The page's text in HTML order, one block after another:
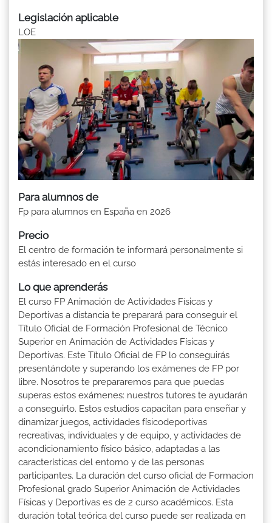
Legislación aplicable
LOE
Para alumnos de
Fp para alumnos en España en 2026
Precio
El centro de formación te informará personalmente si
estás interesado en el curso
Lo que aprenderás
El curso FP Animación de Actividades Físicas y
Deportivas a distancia te preparará para conseguir el
Título Oficial de Formación Profesional de Técnico
Superior en Animación de Actividades Físicas y
Deportivas. Este Título Oficial de FP lo conseguirás
presentándote y superando los exámenes de FP por
libre. Nosotros te prepararemos para que puedas
superas estos exámenes: nuestros tutores te ayudarán
a conseguirlo. Estos estudios capacitan para enseñar y
dinamizar juegos, actividades físicodeportivas
recreativas, individuales y de equipo, y actividades de
acondicionamiento físico básico, adaptadas a las
características del entorno y de las personas
participantes. La duración del curso oficial de Formacion
Profesional grado Superior Animación de Actividades
Físicas y Deportivas es de 2 curso académicos. Esta
duración total teórica del curso puede ser realizada en